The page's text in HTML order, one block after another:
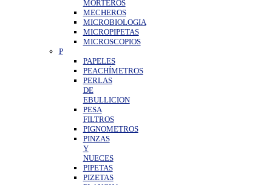
MORTEROS
MECHEROS
MICROBIOLOGIA
MICROPIPETAS
MICROSCOPIOS
P
PAPELES
PEACHÍMETROS
PERLAS
DE
EBULLICION
PESA
FILTROS
PIGNOMETROS
PINZAS
Y
NUECES
PIPETAS
PIZETAS